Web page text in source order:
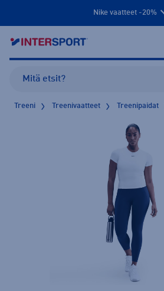
Nike vaatteet -20%
Treeni Treenivaatteet Treenipaidat